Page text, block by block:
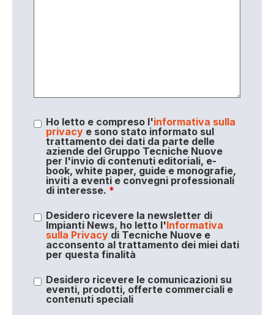
Ho letto e compreso l'informativa sulla
privacye sono stato informato sul
trattamento dei dati da parte delle
aziende del Gruppo Tecniche Nuove
per l'invio di contenuti editoriali, e-
book, white paper, guide e monografie,
inviti a eventi e convegni professionali
di interesse. *
Desidero ricevere la newsletter di
Impianti News, ho letto l'Informativa
sulla Privacydi Tecniche Nuove e
acconsento al trattamento dei miei dati
per questa finalità
Desidero ricevere le comunicazioni su
eventi, prodotti, offerte commerciali e
contenuti speciali